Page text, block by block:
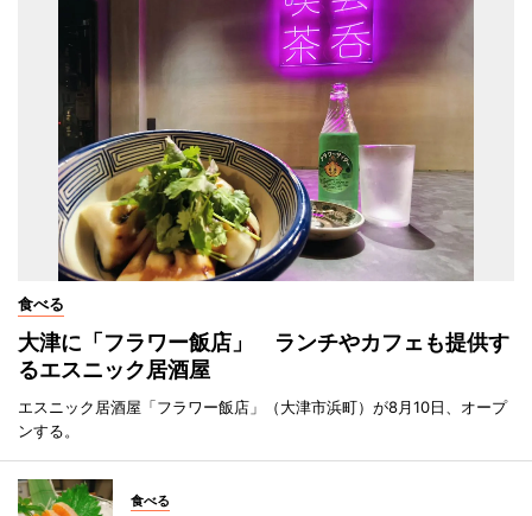
食べる
大津に「フラワー飯店」 ランチやカフェも提供す
るエスニック居酒屋
エスニック居酒屋「フラワー飯店」（大津市浜町）が8月10日、オープ
ンする。
食べる